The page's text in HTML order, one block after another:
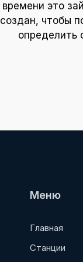
времени это
создан, чтобы
определить
Меню
Главная
Станции